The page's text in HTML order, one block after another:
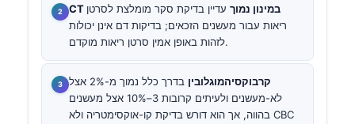
CT במינון נמוך עדיין בדיקת סקר מומלצת לסרטן
ריאות עבור מעשנים הזכאים; בדיקות דם אינן יכולות
לזהות באופן אמין סרטן ריאות מוקדם.
קרבוקסיהמוגלובין
בדרך כלל נמוך מ-2% אצל
לא-מעשנים ולעיתים קרובות 3–10% אצל מעשנים
בהווה, אך הוא דורש בדיקת קו-אוקסימטריה ולא CBC